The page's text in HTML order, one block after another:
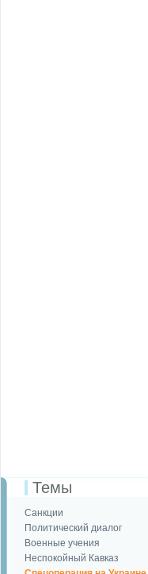
Темы
Санкции
Политический диалог
Военные учения
Неспокойный Кавказ